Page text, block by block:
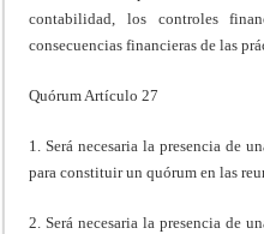
contabilidad, los controles
consecuencias financieras de las
Quórum Artículo 27
1. Será necesaria la presencia de
para constituir un quórum en las
2. Será necesaria la presencia de